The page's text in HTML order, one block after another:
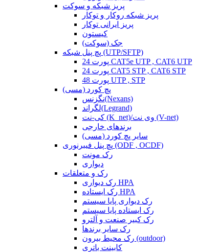
پریز شبکه و سوکت
پریز شبکه روکار و توکار
پریز ایرانی توکار
کیستون
جک (سوکت)
پچ پنل شبکه (UTP/SFTP)
24 پورت CAT5e UTP , CAT6 UTP
24 پورت CAT5 STP , CAT6 STP
48 پورت UTP , STP
پچ کورد (مسی)
نگزنس(Nexans)
لگراند(Legrand)
کی-نت (K_net)/وی نت (V-net)
برندهای خارجی
سایر پچ کورد (مسی)
پچ پنل فیبرنوری (ODF , OCDF)
رک مونت
دیواری
رک و متعلقات
رک دیواری HPA
رک ایستاده HPA
رک دیواری پایا سیستم
رک ایستاده پایا سیستم
رک کبیر صنعت و آلترو
رک سایر برندها
رک محیط بیرون (outdoor)
کابینت باتری